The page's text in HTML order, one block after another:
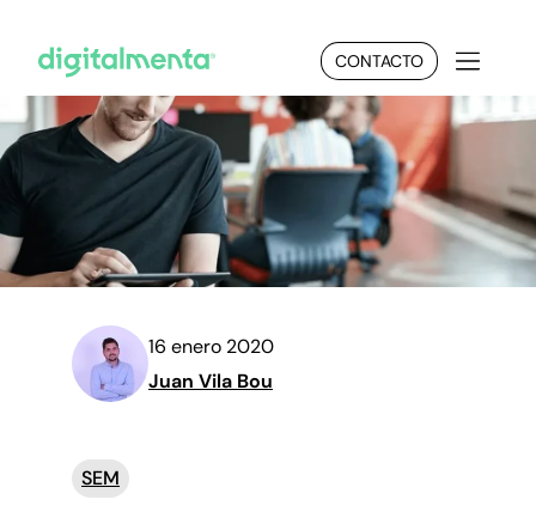
CONTACTO
16 enero 2020
Juan Vila Bou
SEM